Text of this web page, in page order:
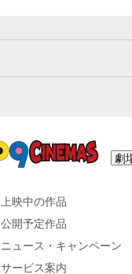
上映中の作品
公開予定作品
ニュース・キャンペーン
サービス案内